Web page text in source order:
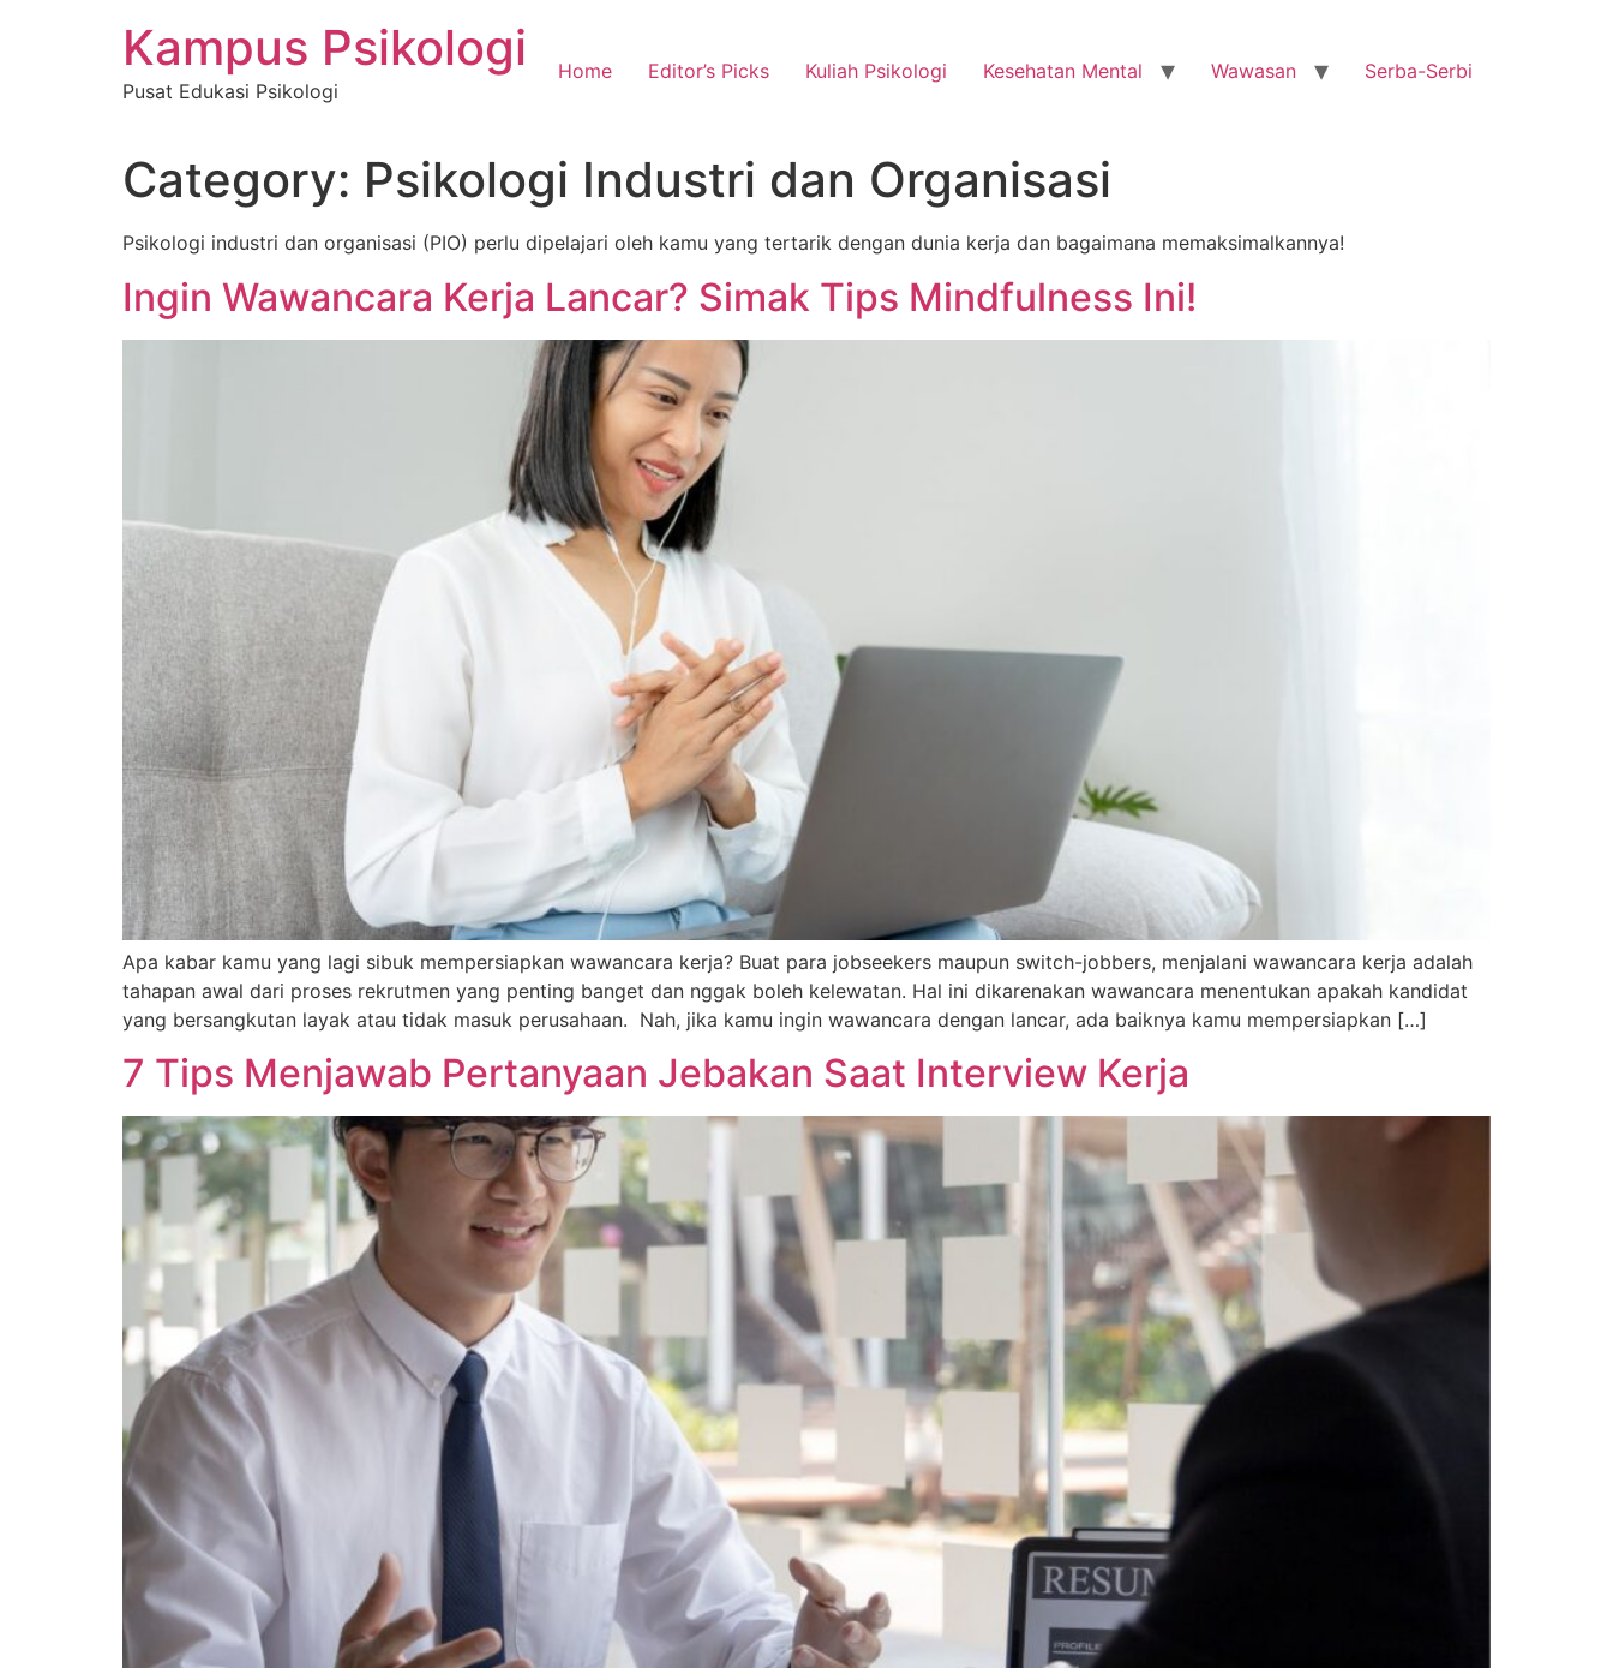
Kampus Psikologi
Pusat Edukasi Psikologi
Home Editor’s Picks Kuliah Psikologi Kesehatan Mental Wawasan Serba-Serbi
Category: Psikologi Industri dan Organisasi
Psikologi industri dan organisasi (PIO) perlu dipelajari oleh kamu yang tertarik dengan dunia kerja dan bagaimana memaksimalkannya!
Ingin Wawancara Kerja Lancar? Simak Tips Mindfulness Ini!
Apa kabar kamu yang lagi sibuk mempersiapkan wawancara kerja? Buat para jobseekers maupun switch-jobbers, menjalani wawancara kerja adalah
tahapan awal dari proses rekrutmen yang penting banget dan nggak boleh kelewatan. Hal ini dikarenakan wawancara menentukan apakah kandidat
yang bersangkutan layak atau tidak masuk perusahaan. Nah, jika kamu ingin wawancara dengan lancar, ada baiknya kamu mempersiapkan […]
7 Tips Menjawab Pertanyaan Jebakan Saat Interview Kerja